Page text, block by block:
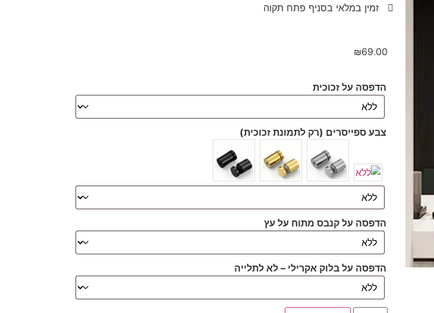
זמין במלאי בסניף פתח תקוה
₪69.00
הדפסה על זכוכית
צבע ספייסרים (רק לתמונת זכוכית)
הדפסה על קנבס מתוח על עץ
הדפסה על בלוק אקרילי – לא לתלייה